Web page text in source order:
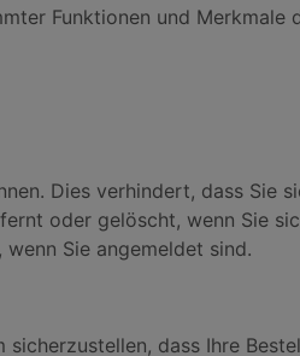
Funktionen und Merkmale
Dies verhindert, dass Sie
oder gelöscht, wenn Sie
Sie angemeldet sind.
dass Ihre